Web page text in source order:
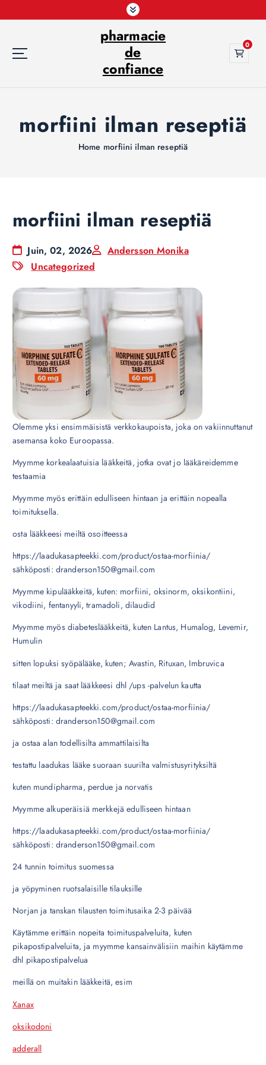
k
pharmacie
de
confiance
0
morfiini ilman reseptiä
Home morfiini ilman reseptiä
morfiini ilman reseptiä
Juin, 02, 2026
Andersson Monika
Uncategorized
Olemme yksi ensimmäisistä verkkokaupoista, joka on vakiinnuttanut
asemansa koko Euroopassa.
Myymme korkealaatuisia lääkkeitä, jotka ovat jo lääkäreidemme
testaamia
Myymme myös erittäin edulliseen hintaan ja erittäin nopealla
toimituksella.
osta lääkkeesi meiltä osoitteessa
https://laadukasapteekki.com/product/ostaa-morfiinia/
sähköposti: dranderson150@gmail.com
Myymme kipulääkkeitä, kuten: morfiini, oksinorm, oksikontiini,
vikodiini, fentanyyli, tramadoli, dilaudid
Myymme myös diabeteslääkkeitä, kuten Lantus, Humalog, Levemir,
Humulin
sitten lopuksi syöpälääke, kuten; Avastin, Rituxan, Imbruvica
tilaat meiltä ja saat lääkkeesi dhl /ups -palvelun kautta
https://laadukasapteekki.com/product/ostaa-morfiinia/
sähköposti: dranderson150@gmail.com
ja ostaa alan todellisilta ammattilaisilta
testattu laadukas lääke suoraan suurilta valmistusyrityksiltä
kuten mundipharma, perdue ja norvatis
Myymme alkuperäisiä merkkejä edulliseen hintaan
https://laadukasapteekki.com/product/ostaa-morfiinia/
sähköposti: dranderson150@gmail.com
24 tunnin toimitus suomessa
ja yöpyminen ruotsalaisille tilauksille
Norjan ja tanskan tilausten toimitusaika 2-3 päivää
Käytämme erittäin nopeita toimituspalveluita, kuten
pikapostipalveluita, ja myymme kansainvälisiin maihin käytämme
dhl pikapostipalvelua
meillä on muitakin lääkkeitä, esim
Xanax
oksikodoni
adderall